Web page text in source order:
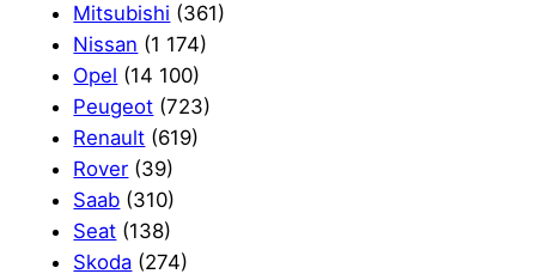
Mitsubishi (361)
Nissan (1 174)
Opel (14 100)
Peugeot (723)
Renault (619)
Rover (39)
Saab (310)
Seat (138)
Skoda (274)